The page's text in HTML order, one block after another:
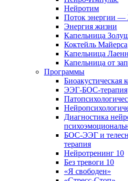
Нейротим
Поток энергии —
Энергия жизни
Капельница
Коктейль Майерса
Капельница
Капельница от
Программы
Биоакустическая
ЭЭГ-БОС-терапия
Диагностика
БОС-ЭЭГ и
терапия
Нейротренинг 10
Без тревоги 10
«Я свободен»